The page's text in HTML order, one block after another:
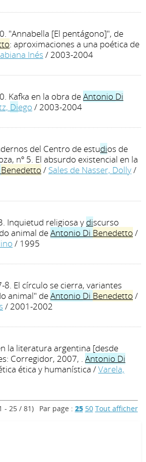
"Annabella [El pentágono]", de
: aproximaciones a una poética de
Inés / 2003-2004
Kafka en la obra deAntonio Di
Diego / 2003-2004
del Centro de estudios de
nº 5. El absurdo existencial en la
Benedetto / Sales de Nasser, Dolly/
Inquietud religiosa y discurso
animal deAntonio Di Benedetto /
/ 1995
8. El círculo se cierra, variantes
animal" deAntonio Di Benedetto /
/ 2001-2002
la literatura argentina [desde
Corregidor, 2007, . Antonio Di
ética y humanística /Varela,
- 25 / 81) Par page : 25 50 Tout afficher